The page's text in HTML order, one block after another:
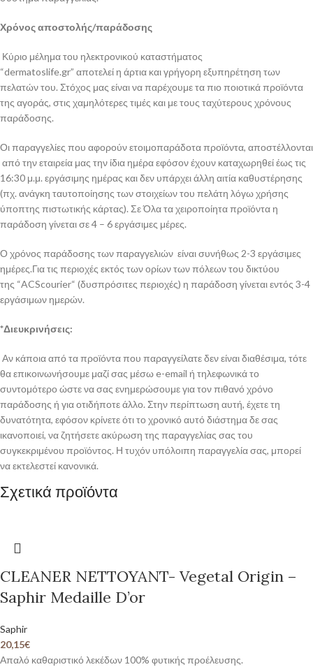
Χρόνος αποστολής/παράδοσης
Κύριο μέλημα του ηλεκτρονικού καταστήματος
“dermatoslife.gr” αποτελεί η άρτια και γρήγορη εξυπηρέτηση των
πελατών του. Στόχος μας είναι να παρέχουμε τα πιο ποιοτικά προϊόντα
της αγοράς, στις χαμηλότερες τιμές και με τους ταχύτερους χρόνους
παράδοσης.
Οι παραγγελίες που αφορούν ετοιμοπαράδοτα προϊόντα, αποστέλλονται
από την εταιρεία μας την ίδια ημέρα εφόσον έχουν καταχωρηθεί έως τις
16:30 μ.μ. εργάσιμης ημέρας και δεν υπάρχει άλλη αιτία καθυστέρησης
(πχ. ανάγκη ταυτοποίησης των στοιχείων του πελάτη λόγω χρήσης
ύποπτης πιστωτικής κάρτας). Σε Όλα τα χειροποίητα προϊόντα η
παράδοση γίνεται σε 4 – 6 εργάσιμες μέρες.
Ο χρόνος παράδοσης των παραγγελιών είναι συνήθως 2-3 εργάσιμες
ημέρες.Για τις περιοχές εκτός των ορίων των πόλεων του δικτύου
της “ACScourier“ (δυσπρόσιτες περιοχές) η παράδοση γίνεται εντός 3-4
εργάσιμων ημερών.
*Διευκρινήσεις:
Αν κάποια από τα προϊόντα που παραγγείλατε δεν είναι διαθέσιμα, τότε
θα επικοινωνήσουμε μαζί σας μέσω e-email ή τηλεφωνικά το
συντομότερο ώστε να σας ενημερώσουμε για τον πιθανό χρόνο
παράδοσης ή για οτιδήποτε άλλο. Στην περίπτωση αυτή, έχετε τη
δυνατότητα, εφόσον κρίνετε ότι το χρονικό αυτό διάστημα δε σας
ικανοποιεί, να ζητήσετε ακύρωση της παραγγελίας σας του
συγκεκριμένου προϊόντος. Η τυχόν υπόλοιπη παραγγελία σας, μπορεί
να εκτελεστεί κανονικά.
Σχετικά προϊόντα
CLEANER NETTOYANT- Vegetal Origin –
Saphir Medaille D’or
Saphir
20,15€
Απαλό καθαριστικό λεκέδων 100% φυτικής προέλευσης.